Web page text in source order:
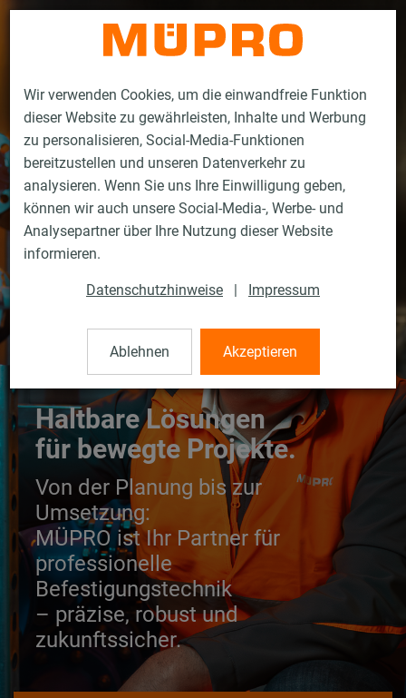
Wir verwenden Cookies, um die einwandfreie Funktion
dieser Website zu gewährleisten, Inhalte und Werbung
zu personalisieren, Social-Media-Funktionen
bereitzustellen und unseren Datenverkehr zu
analysieren. Wenn Sie uns Ihre Einwilligung geben,
können wir auch unsere Social-Media-, Werbe- und
Analysepartner über Ihre Nutzung dieser Website
informieren.
Datenschutzhinweise | Impressum
Ablehnen Akzeptieren
Kontakt
Haltbare Lösungen
für bewegte Projekte.
Von der Planung bis zur
Umsetzung:
MÜPRO ist Ihr Partner für
professionelle
Befestigungstechnik
– präzise, robust und
zukunftssicher.